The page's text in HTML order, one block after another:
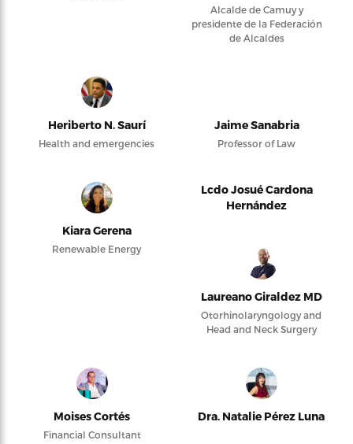
Alcalde de Camuy y
presidente de la Federación
de Alcaldes
Heriberto N. Saurí
Health and emergencies
Jaime Sanabria
Professor of Law
Kiara Gerena
Renewable Energy
Lcdo Josué Cardona
Hernández
Laureano Giraldez MD
Otorhinolaryngology and
Head and Neck Surgery
Moises Cortés
Financial Consultant
Dra. Natalie Pérez Luna